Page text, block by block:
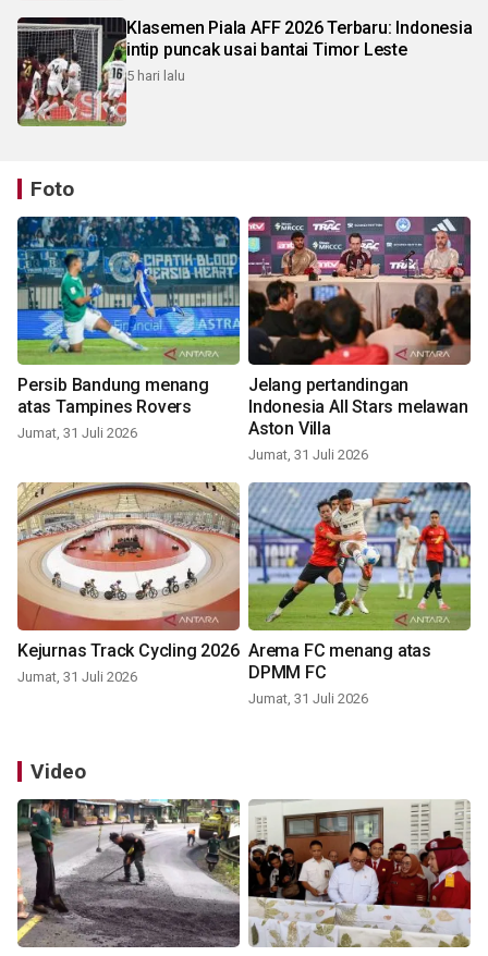
Klasemen Piala AFF 2026 Terbaru: Indonesia
intip puncak usai bantai Timor Leste
5 hari lalu
Foto
Persib Bandung menang
atas Tampines Rovers
Jumat, 31 Juli 2026
Jelang pertandingan
Indonesia All Stars melawan
Aston Villa
Jumat, 31 Juli 2026
Kejurnas Track Cycling 2026
Jumat, 31 Juli 2026
Arema FC menang atas
DPMM FC
Jumat, 31 Juli 2026
Video